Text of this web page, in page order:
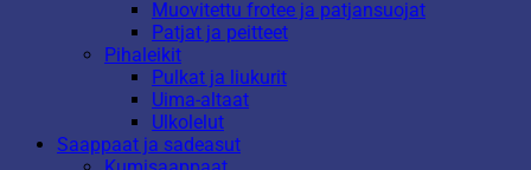
Muovitettu frotee ja patjansuojat
Patjat ja peitteet
Pihaleikit
Pulkat ja liukurit
Uima-altaat
Ulkolelut
Saappaat ja sadeasut